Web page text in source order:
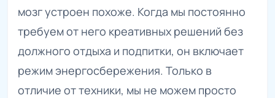
мозг устроен похоже. Когда мы постоянно
требуем от него креативных решений без
должного отдыха и подпитки, он включает
режим энергосбережения. Только в
отличие от техники, мы не можем просто